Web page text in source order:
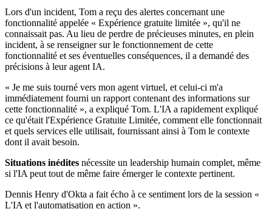
Lors d'un incident, Tom a reçu des alertes concernant une
fonctionnalité appelée « Expérience gratuite limitée », qu'il ne
connaissait pas. Au lieu de perdre de précieuses minutes, en plein
incident, à se renseigner sur le fonctionnement de cette
fonctionnalité et ses éventuelles conséquences, il a demandé des
précisions à leur agent IA.
« Je me suis tourné vers mon agent virtuel, et celui-ci m'a
immédiatement fourni un rapport contenant des informations sur
cette fonctionnalité », a expliqué Tom. L'IA a rapidement expliqué
ce qu'était l'Expérience Gratuite Limitée, comment elle fonctionnait
et quels services elle utilisait, fournissant ainsi à Tom le contexte
dont il avait besoin.
Situations inédites nécessite un leadership humain complet, même
si l'IA peut tout de même faire émerger le contexte pertinent.
Dennis Henry d'Okta a fait écho à ce sentiment lors de la session «
L'IA et l'automatisation en action ».